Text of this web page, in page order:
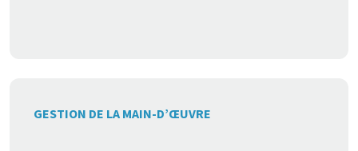
GESTION DE LA MAIN-D’ŒUVRE